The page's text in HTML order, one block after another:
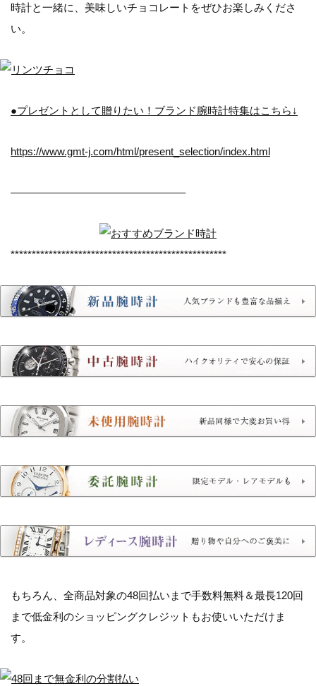
時計と一緒に、美味しいチョコレートをぜひお楽しみくださ
い。
●プレゼントとして贈りたい！ブランド腕時計特集はこちら↓
https://www.gmt-j.com/html/present_selection/index.html
————————————————–
***************************************************
もちろん、全商品対象の48回払いまで手数料無料＆最長120回
まで低金利のショッピングクレジット もお使いいただけま
す。